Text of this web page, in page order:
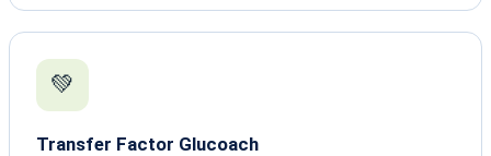
💚
Transfer Factor Glucoach